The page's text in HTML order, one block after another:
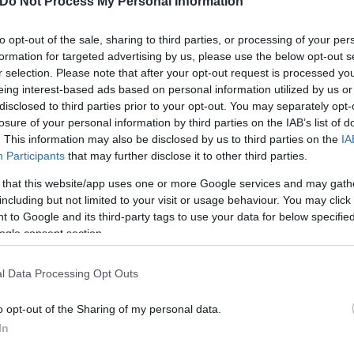
opt-out of the sale, sharing to third parties, or processing of your
for targeted advertising by us, please use the below opt-out
selection. Please note that after your opt-out request is processed
interest-based ads based on personal information utilized by us
to third parties prior to your opt-out. You may separately
of your personal information by third parties on the IAB’s list of
This information may also be disclosed by us to third parties on the
Participants that may further disclose it to other third parties.
that this website/app uses one or more Google services and may
but not limited to your visit or usage behaviour. You may
to Google and its third-party tags to use your data for below
consent section.
Data Processing Opt Outs
opt-out of the Sharing of my personal data.
από την Σύνοδο του Βερολίνου που έγινε στα
των ηγετών της Γαλλίας και της
μας στην περιοχή.